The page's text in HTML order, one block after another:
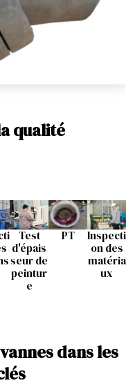
qualité
Test
d'épais
seur de
peintur
e
PT
Inspecti
on des
matéria
ux
dans les